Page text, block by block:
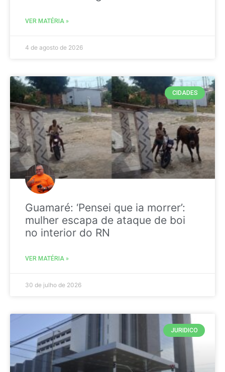
VER MATÉRIA »
4 de agosto de 2026
CIDADES
Guamaré: ‘Pensei que ia morrer’:
mulher escapa de ataque de boi
no interior do RN
VER MATÉRIA »
30 de julho de 2026
JURIDICO